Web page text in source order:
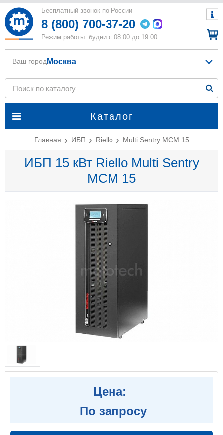
Бесплатный звонок по России
8 (800) 700-37-20
Режим работы: будни с 08:00 до 19:00
Каталог
Ваш город Москва
Главная ИБП Riello Multi Sentry MCM 15
ИБП 15 кВт Riello Multi Sentry
MCM 15
Цена:
По запросу